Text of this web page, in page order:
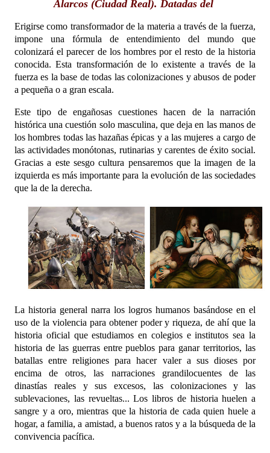
Alarcos (Ciudad Real). Datadas del
Erigirse como transformador de la materia a través de la fuerza,
impone una fórmula de entendimiento del mundo que
colonizará el parecer de los hombres por el resto de la historia
conocida. Esta transformación de lo existente a través de la
fuerza es la base de todas las colonizaciones y abusos de poder
a pequeña o a gran escala.
Este tipo de engañosas cuestiones hacen de la narración
histórica una cuestión solo masculina, que deja en las manos de
los hombres todas las hazañas épicas y a las mujeres a cargo de
las actividades monótonas, rutinarias y carentes de éxito social.
Gracias a este sesgo cultura pensaremos que la imagen de la
izquierda es más importante para la evolución de las sociedades
que la de la derecha.
La historia general narra los logros humanos basándose en el
uso de la violencia para obtener poder y riqueza, de ahí que la
historia oficial que estudiamos en colegios e institutos sea la
historia de las guerras entre pueblos para ganar territorios, las
batallas entre religiones para hacer valer a sus dioses por
encima de otros, las narraciones grandilocuentes de las
dinastías reales y sus excesos, las colonizaciones y las
sublevaciones, las revueltas... Los libros de historia huelen a
sangre y a oro, mientras que la historia de cada quien huele a
hogar, a familia, a amistad, a buenos ratos y a la búsqueda de la
convivencia pacífica.